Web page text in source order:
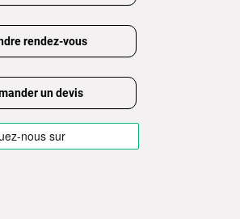
rendez-vous
un devis